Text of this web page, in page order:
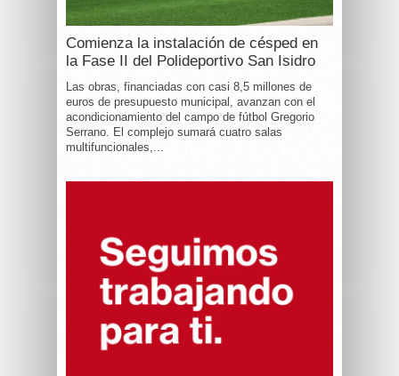
Comienza la instalación de césped en
la Fase II del Polideportivo San Isidro
Las obras, financiadas con casi 8,5 millones de
euros de presupuesto municipal, avanzan con el
acondicionamiento del campo de fútbol Gregorio
Serrano. El complejo sumará cuatro salas
multifuncionales,...